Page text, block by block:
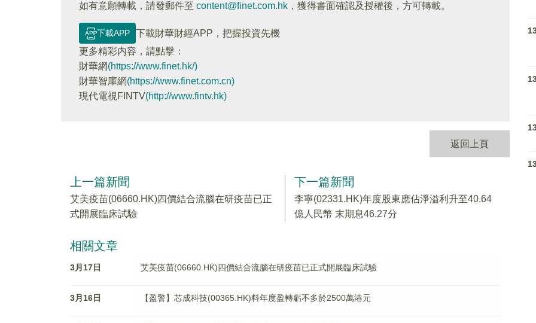
如有意願轉載，請發郵件至 content@finet.com.hk ，獲得書面確認及授權後，方可轉載。
下載APP
下載財華財經APP，把握投資先機
更多精彩内容，請點擊：
財華網(https://www.finet.hk/)
財華智庫網(https://www.finet.com.cn)
現代電視FINTV(http://www.fintv.hk)
返回上頁
上一篇新聞
艾美疫苗(06660.HK)四價結合流腦在研疫苗已正
式開展臨床試驗
下一篇新聞
李寧(02331.HK)年度股東應佔淨溢利升至40.64
億人民幣 末期息46.27分
相關文章
3月17日 艾美疫苗(06660.HK)四價結合流腦在研疫苗已正式開展臨床試驗
3月16日 【盈警】芯成科技(00365.HK)料年度盈轉虧不多於2500萬港元